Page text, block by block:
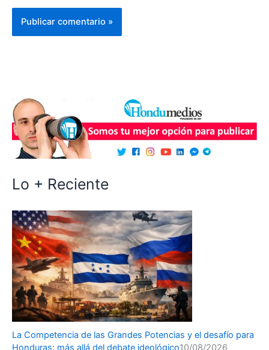
Lo + Reciente
La Competencia de las Grandes Potencias y el desafío para
Honduras: más allá del debate ideológico10/08/2026